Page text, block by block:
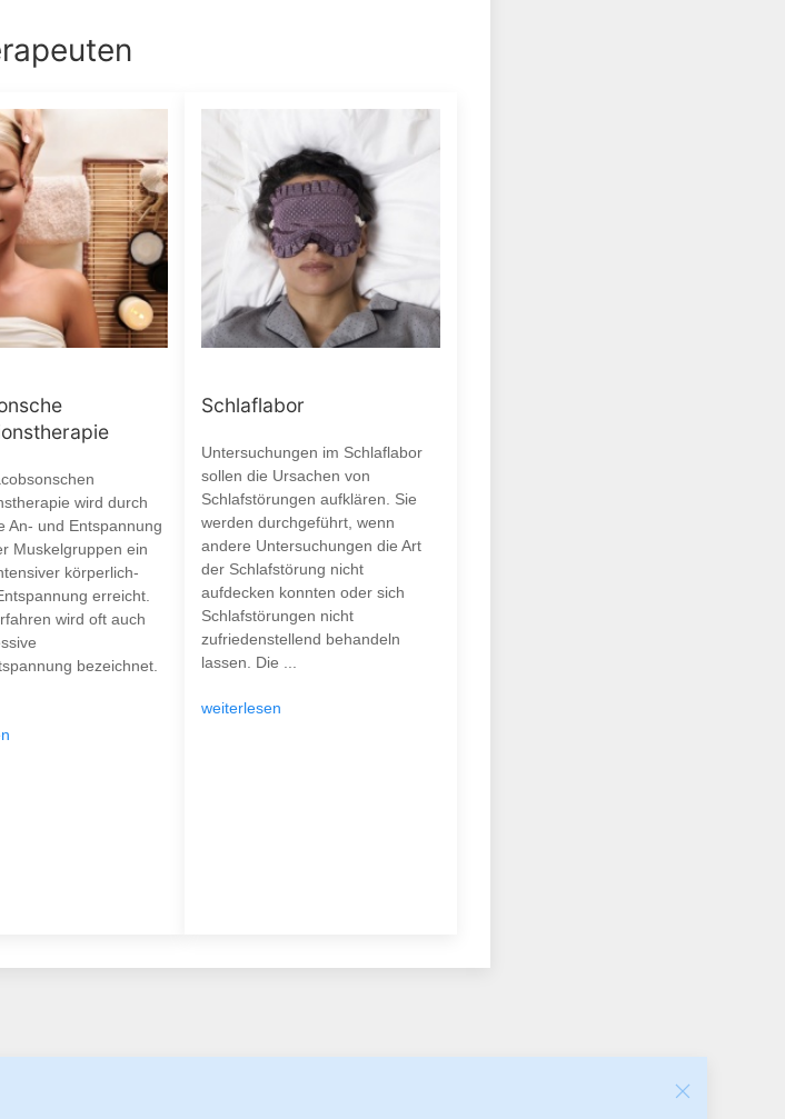
wird durch
An- und Entspannung
Muskelgruppen ein
körperlich-
erreicht.
wird oft auch
bezeichnet.
Schlaflabor
Untersuchungen im Schlaflabor
sollen die Ursachen von
Schlafstörungen aufklären. Sie
werden durchgeführt, wenn
andere Untersuchungen die Art
der Schlafstörung nicht
aufdecken konnten oder sich
Schlafstörungen nicht
zufriedenstellend behandeln
lassen. Die ...
weiterlesen